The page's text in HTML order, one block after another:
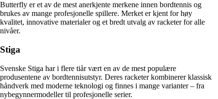
Butterfly er et av de mest anerkjente merkene innen bordtennis og
brukes av mange profesjonelle spillere. Merket er kjent for høy
kvalitet, innovative materialer og et bredt utvalg av racketer for alle
nivåer.
Stiga
Svenske Stiga har i flere tiår vært en av de mest populære
produsentene av bordtennisutstyr. Deres racketer kombinerer klassisk
håndverk med moderne teknologi og finnes i mange varianter – fra
nybegynnermodeller til profesjonelle serier.